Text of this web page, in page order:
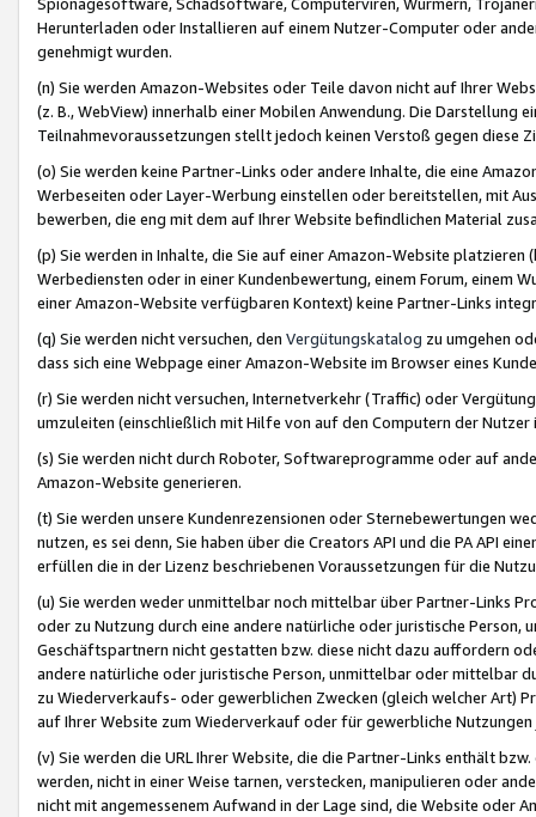
Herunterladen oder Installieren auf einem Nutzer-Computer oder
genehmigt wurden.
(n) Sie werden Amazon-Websites oder Teile davon nicht auf Ihrer
(z. B., WebView) innerhalb einer Mobilen Anwendung. Die Darstellung
Teilnahmevoraussetzungen stellt jedoch keinen Verstoß gegen diese
(o) Sie werden keine Partner-Links oder andere Inhalte, die eine
Werbeseiten oder Layer-Werbung einstellen oder bereitstellen, mit
bewerben, die eng mit dem auf Ihrer Website befindlichen Material
(p) Sie werden in Inhalte, die Sie auf einer Amazon-Website
Werbediensten oder in einer Kundenbewertung, einem Forum, einem
einer Amazon-Website verfügbaren Kontext) keine Partner-Links
(q) Sie werden nicht versuchen, den Vergütungskatalog zu umgehen
dass sich eine Webpage einer Amazon-Website im Browser eines
(r) Sie werden nicht versuchen, Internetverkehr (Traffic) oder
umzuleiten (einschließlich mit Hilfe von auf den Computern der
(s) Sie werden nicht durch Roboter, Softwareprogramme oder auf
Amazon-Website generieren.
(t) Sie werden unsere Kundenrezensionen oder Sternebewertungen
nutzen, es sei denn, Sie haben über die Creators API und die PA API
erfüllen die in der Lizenz beschriebenen Voraussetzungen für die
(u) Sie werden weder unmittelbar noch mittelbar über Partner-Links
oder zu Nutzung durch eine andere natürliche oder juristische
Geschäftspartnern nicht gestatten bzw. diese nicht dazu auffordern
andere natürliche oder juristische Person, unmittelbar oder mittelbar
zu Wiederverkaufs- oder gewerblichen Zwecken (gleich welcher Art)
auf Ihrer Website zum Wiederverkauf oder für gewerbliche
(v) Sie werden die URL Ihrer Website, die die Partner-Links enthält
werden, nicht in einer Weise tarnen, verstecken, manipulieren oder
nicht mit angemessenem Aufwand in der Lage sind, die Website oder